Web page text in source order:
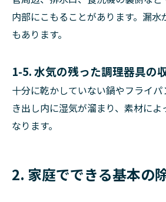
内部にこもることがあります。漏水
もあります。
1-5. 水気の残った調理器具の
十分に乾かしていない鍋やフライ
き出し内に湿気が溜まり、素材に
なります。
2. 家庭でできる基本の